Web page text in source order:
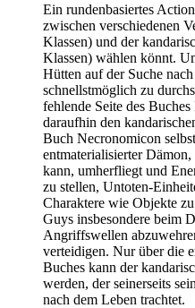
Ein rundenbasiertes
zwischen verschiedenen
Klassen) und der
Klassen) wählen könnt.
Hütten auf der Suche
schnellstmöglich zu
fehlende Seite des
daraufhin den
Buch Necronomicon
entmaterialisierter
kann, umherfliegt und
zu stellen, Untoten-
Charaktere wie Objekte
Guys insbesondere beim
Angriffswellen
verteidigen. Nur über die
Buches kann der
werden, der seinerseits
nach dem Leben trachtet.